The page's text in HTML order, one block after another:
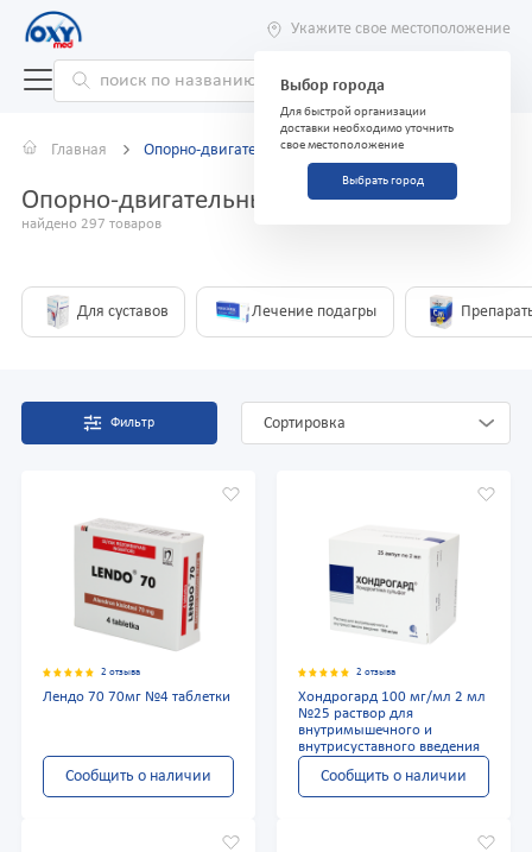
Укажите свое местоположение
Выбор города
Для быстрой организации
доставки необходимо уточнить
свое местоположение
Выбрать город
Главная Опорно-двигательный аппарат
Опорно-двигательный аппарат
найдено 297 товаров
Для суставов Лечение подагры
Фильтр Сортировка
2 отзыва
Лендо 70 70мг №4 таблетки
Сообщить о наличии
2 отзыва
Хондрогард 100 мг/мл 2 мл
№25 раствор для
внутримышечного и
внутрисуставного введения
Сообщить о наличии